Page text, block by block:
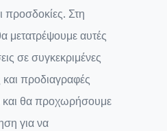
προσδοκίες. Στη
μετατρέψουμε αυτές
σε συγκεκριμένες
και προδιαγραφές
και θα προχωρήσουμε
για να